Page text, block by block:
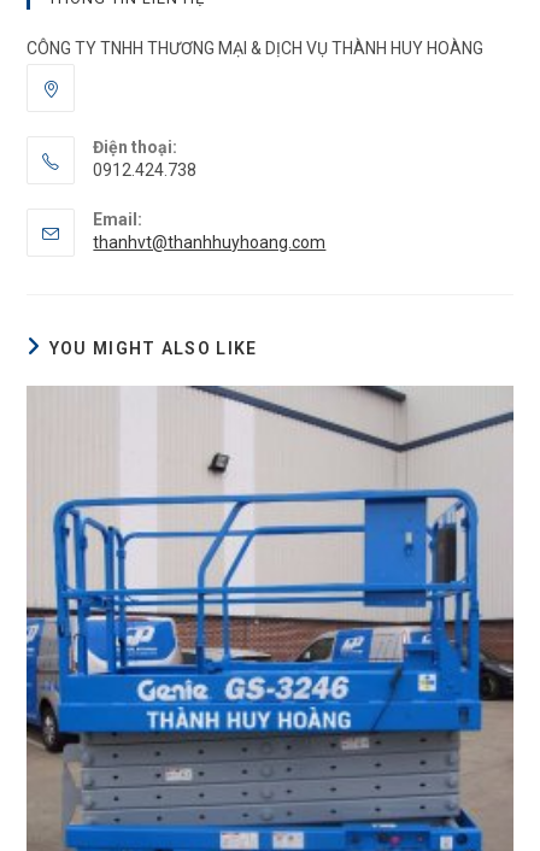
CÔNG TY TNHH THƯƠNG MẠI & DỊCH VỤ THÀNH HUY HOÀNG
Điện thoại:
0912.424.738
Email:
thanhvt@thanhhuyhoang.com
YOU MIGHT ALSO LIKE